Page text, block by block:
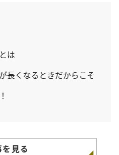
は
長くなるときだからこそ
見る